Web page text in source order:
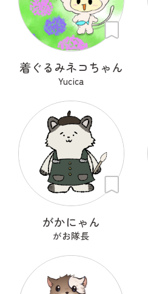
着ぐるみネコちゃん
Yucica
がかにゃん
がお隊長